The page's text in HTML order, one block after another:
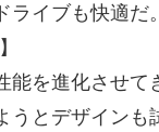
イブも快適だ。
】
を進化させて
とデザインも